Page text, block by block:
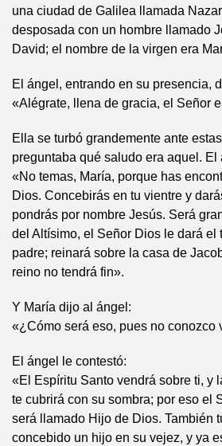
una ciudad de Galilea llamada
desposada con un hombre llamado
David; el nombre de la virgen era
El ángel, entrando en su presencia,
«Alégrate, llena de gracia, el Señor
Ella se turbó grandemente ante
preguntaba qué saludo era aquel. El
«No temas, María, porque has
Dios. Concebirás en tu vientre y
pondrás por nombre Jesús. Será
del Altísimo, el Señor Dios le dará el
padre; reinará sobre la casa de
reino no tendrá fin».
Y María dijo al ángel:
«¿Cómo será eso, pues no conozco
El ángel le contestó:
«El Espíritu Santo vendrá sobre ti, y
te cubrirá con su sombra; por eso el
será llamado Hijo de Dios. También
concebido un hijo en su vejez, y ya